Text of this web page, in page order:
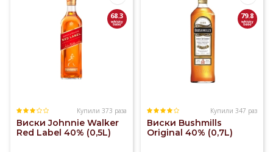
68.3
Купили 373 раза
Виски Johnnie Walker
Red Label 40% (0,5L)
79.8
Купили 347 раз
Виски Bushmills
Original 40% (0,7L)